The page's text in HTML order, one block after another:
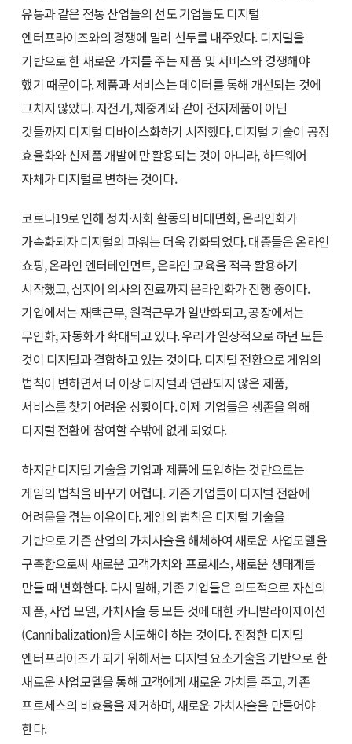
유통과 같은 전통 산업들의 선도 기업들도 디지털
엔터프라이즈와의 경쟁에 밀려 선두를 내주었다. 디지털을
기반으로 한 새로운 가치를 주는 제품 및 서비스와 경쟁해야
했기 때문이다. 제품과 서비스는 데이터를 통해 개선되는 것에
그치지 않았다. 자전거, 체중계와 같이 전자제품이 아닌
것들까지 디지털 디바이스화하기 시작했다. 디지털 기술이 공정
효율화와 신제품 개발에만 활용되는 것이 아니라, 하드웨어
자체가 디지털로 변하는 것이다.
코로나19로 인해 정치·사회 활동의 비대면화, 온라인화가
가속화되자 디지털의 파워는 더욱 강화되었다. 대중들은 온라인
쇼핑, 온라인 엔터테인먼트, 온라인 교육을 적극 활용하기
시작했고, 심지어 의사의 진료까지 온라인화가 진행 중이다.
기업에서는 재택근무, 원격근무가 일반화되고, 공장에서는
무인화, 자동화가 확대되고 있다. 우리가 일상적으로 하던 모든
것이 디지털과 결합하고 있는 것이다. 디지털 전환으로 게임의
법칙이 변하면서 더 이상 디지털과 연관되지 않은 제품,
서비스를 찾기 어려운 상황이다. 이제 기업들은 생존을 위해
디지털 전환에 참여할 수밖에 없게 되었다.
하지만 디지털 기술을 기업과 제품에 도입하는 것만으로는
게임의 법칙을 바꾸기 어렵다. 기존 기업들이 디지털 전환에
어려움을 겪는 이유이다. 게임의 법칙은 디지털 기술을
기반으로 기존 산업의 가치사슬을 해체하여 새로운 사업모델을
구축함으로써 새로운 고객가치와 프로세스, 새로운 생태계를
만들 때 변화한다. 다시 말해, 기존 기업들은 의도적으로 자신의
제품, 사업 모델, 가치사슬 등 모든 것에 대한 카니발라이제이션
(Cannibalization)을 시도해야 하는 것이다. 진정한 디지털
엔터프라이즈가 되기 위해서는 디지털 요소기술을 기반으로 한
새로운 사업모델을 통해 고객에게 새로운 가치를 주고, 기존
프로세스의 비효율을 제거하며, 새로운 가치사슬을 만들어야
한다.